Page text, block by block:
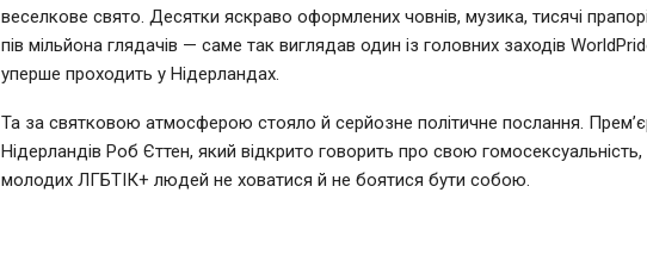
веселкове свято. Десятки яскраво оформлених човнів, музика, тисячі
пів мільйона глядачів — саме так виглядав один із головних заходів
уперше проходить у Нідерландах.
Та за святковою атмосферою стояло й серйозне політичне послання.
Нідерландів Роб Єттен, який відкрито говорить про свою
молодих ЛГБТІК+ людей не ховатися й не боятися бути собою.